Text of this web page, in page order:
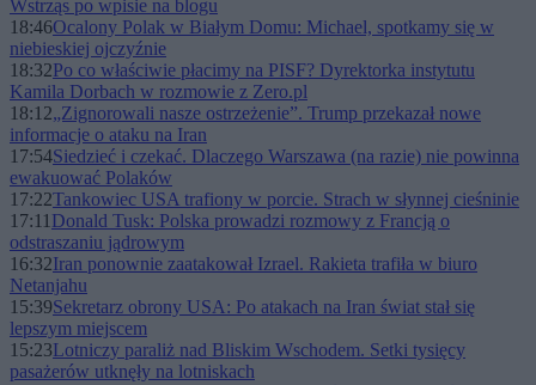
Wstrząs po wpisie na blogu
18:46Ocalony Polak w Białym Domu: Michael, spotkamy się w
niebieskiej ojczyźnie
18:32Po co właściwie płacimy na PISF? Dyrektorka instytutu
Kamila Dorbach w rozmowie z Zero.pl
18:12„Zignorowali nasze ostrzeżenie”. Trump przekazał nowe
informacje o ataku na Iran
17:54Siedzieć i czekać. Dlaczego Warszawa (na razie) nie powinna
ewakuować Polaków
17:22Tankowiec USA trafiony w porcie. Strach w słynnej cieśninie
17:11 Donald Tusk: Polska prowadzi rozmowy z Francją o
odstraszaniu jądrowym
16:32Iran ponownie zaatakował Izrael. Rakieta trafiła w biuro
Netanjahu
15:39Sekretarz obrony USA: Po atakach na Iran świat stał się
lepszym miejscem
15:23Lotniczy paraliż nad Bliskim Wschodem. Setki tysięcy
pasażerów utknęły na lotniskach